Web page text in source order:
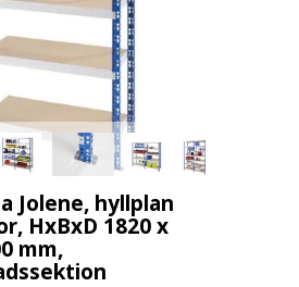
Jolene, hyllplan
HxBxD 1820 x
mm,